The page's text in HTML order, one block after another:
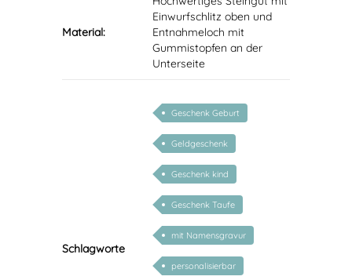
Material:
Einwurfschlitz oben und
Entnahmeloch mit
Gummistopfen an der
Unterseite
Schlagworte
Geschenk Geburt
Geldgeschenk
Geschenk kind
Geschenk Taufe
mit Namensgravur
personalisierbar